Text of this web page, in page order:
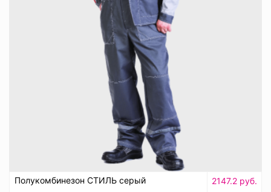
Полукомбинезон СТИЛЬ серый
2147.2 руб.